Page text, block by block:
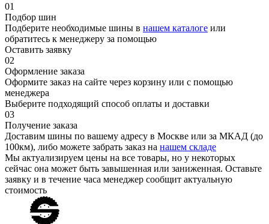
01
Подбор шин
Подберите необходимые шины в нашем каталоге или
обратитесь к менеджеру за помощью
Оставить заявку
02
Оформление заказа
Оформите заказ на сайте через корзину или с помощью
менеджера
Выберите подходящий способ оплаты и доставки
03
Получение заказа
Доставим шины по вашему адресу в Москве или за МКАД (до
100км), либо можете забрать заказ на нашем складе
Мы актуализируем цены на все товары, но у некоторых
сейчас она может быть завышенная или заниженная. Оставьте
заявку и в течение часа менеджер сообщит актуальную
стоимость